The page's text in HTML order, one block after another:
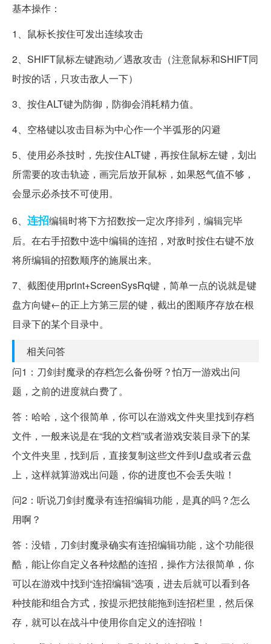
基本操作：
1、鼠标长按住可发出连续攻击
2、SHIFT鼠标左键跑动／遇敌攻击（注意鼠标和SHIFT同
时按的话，只攻击敌人一下）
3、按住ALT键为防御，防御会消耗精力值。
4、空格键以攻击目标为中心作一个半弧形的闪避
5、使用必杀技时，先按住ALT键，再按住鼠标左键，划出
所需要的攻击轨迹，画完后放开鼠标，如果怒气值不够，
会显示必杀技不可使用。
6、 连招编辑时将下方招数按一定次序排列，编辑完毕
后。在右手招数中选中编辑的连招，对敌时按住右键不放
将所编辑的招数顺序的施展出来。
7、截图使用print+ScreenSysRq键，简单一点的说就是键
盘方向键←的正上方第三层的键，截出的图顺序存放在根
目录下的某个目录中。
相关问答
问1：刀剑封魔录的存档怎么备份呀？怕万一游戏出问
题，之前的进度就白费了。
答：哈哈，这个很简单，你可以在游戏文件夹里找到存档
文件，一般来说是在“我的文档”或者游戏安装目录下的某
个文件夹里，找到后，直接复制这些文件到U盘或者云盘
上，这样就算游戏出问题，你的进度也不会丢失啦！
问2：听说刀剑封魔录有连招编辑功能，是真的吗？怎么
用啊？
答：没错，刀剑封魔录确实有连招编辑功能，这个功能很
酷，能让你自定义各种炫酷的连招，操作方法很简单，你
可以在游戏中找到“连招编辑”选项，进去后就可以看到各
种技能和组合方式，按提示把技能拖到连招栏里，然后保
存，就可以在战斗中使用你自定义的连招啦！